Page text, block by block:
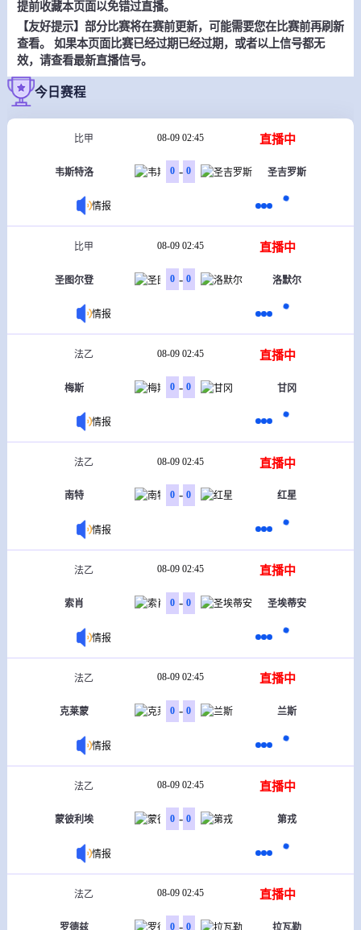
提前收藏本页面以免错过直播。
【友好提示】部分比赛将在赛前更新，可能需要您在比赛前再刷新
查看。 如果本页面比赛已经过期已经过期，或者以上信号都无
效，请查看最新直播信号。
今日赛程
比甲 08-09 02:45 直播中
韦斯特洛 0 - 0 圣吉罗斯
情报
比甲 08-09 02:45 直播中
圣图尔登 0 - 0 洛默尔
情报
法乙 08-09 02:45 直播中
梅斯 0 - 0 甘冈
情报
法乙 08-09 02:45 直播中
南特 0 - 0 红星
情报
法乙 08-09 02:45 直播中
索肖 0 - 0 圣埃蒂安
情报
法乙 08-09 02:45 直播中
克莱蒙 0 - 0 兰斯
情报
法乙 08-09 02:45 直播中
蒙彼利埃 0 - 0 第戎
情报
法乙 08-09 02:45 直播中
罗德兹 0 - 0 拉瓦勒